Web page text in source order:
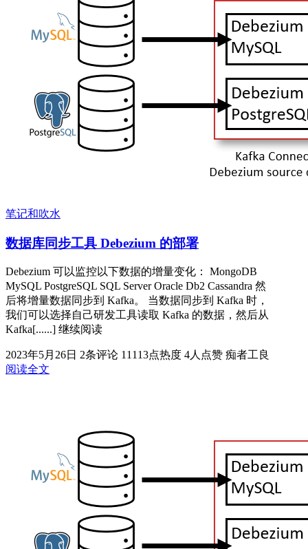
笔记和吹水
数据库同步工具 Debezium 的部署
Debezium 可以监控以下数据的增量变化： MongoDB
MySQL PostgreSQL SQL Server Oracle Db2 Cassandra 然
后将增量数据同步到 Kafka。 当数据同步到 Kafka 时，
我们可以选择自己研发工具读取 Kafka 的数据，然后从
Kafka[......] 继续阅读
2023年5月26日 2条评论 11113点热度 4人点赞 痴者工良
阅读全文